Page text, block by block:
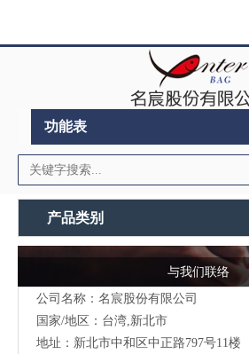
功能表
产品类别
与我们联络
公司名称：名宸股份有限公司
国家/地区：台湾,新北市
地址：新北市中和区中正路797号11楼